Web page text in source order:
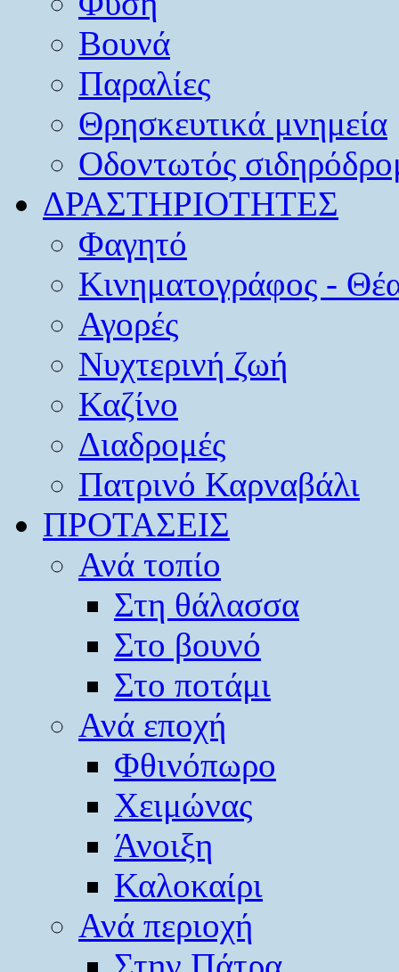
Βουνά
Παραλίες
Θρησκευτικά μνημεία
Οδοντωτός
ΔΡΑΣΤΗΡΙΟΤΗΤΕΣ
Φαγητό
Κινηματογράφος -
Αγορές
Νυχτερινή ζωή
Καζίνο
Διαδρομές
Πατρινό Καρναβάλι
ΠΡΟΤΑΣΕΙΣ
Ανά τοπίο
Στη θάλασσα
Στο βουνό
Στο ποτάμι
Ανά εποχή
Φθινόπωρο
Χειμώνας
Άνοιξη
Καλοκαίρι
Ανά περιοχή